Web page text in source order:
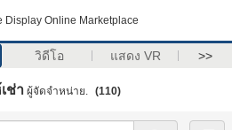
Display Online Marketplace
วิดีโอ แสดง VR >>
ช่า ผู้จัดจำหน่าย. (110)